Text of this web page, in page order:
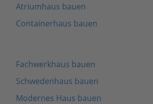
Atriumhaus bauen
Containerhaus bauen
Fachwerkhaus bauen
Schwedenhaus bauen
Modernes Haus bauen